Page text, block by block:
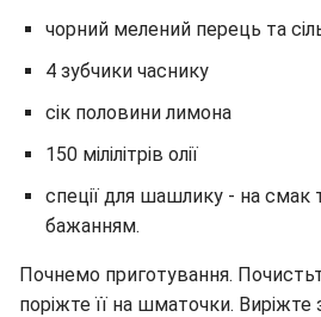
чорний мелений перець та
4 зубчики часнику
сік половини лимона
150 мілілітрів олії
спеції для шашлику - на смак
бажанням.
Почнемо приготування.
поріжте її на шматочки. Виріжте